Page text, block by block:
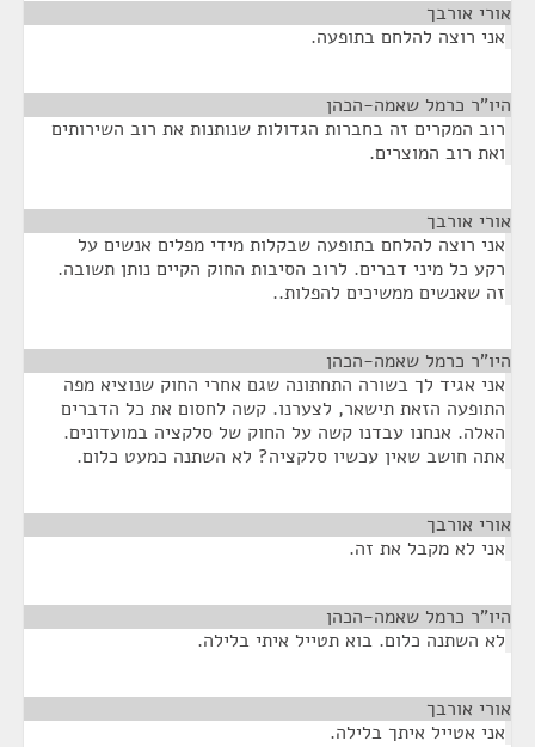
אורי אורבך
אני רוצה להלחם בתופעה.
היו"ר כרמל שאמה-הכהן
רוב המקרים זה בחברות הגדולות שנותנות את רוב השירותים
ואת רוב המוצרים.
אורי אורבך
אני רוצה להלחם בתופעה שבקלות מידי מפלים אנשים על
רקע כל מיני דברים. לרוב הסיבות החוק הקיים נותן תשובה.
זה שאנשים ממשיכים להפלות..
היו"ר כרמל שאמה-הכהן
אני אגיד לך בשורה התחתונה שגם אחרי החוק שנוציא מפה
התופעה הזאת תישאר, לצערנו. קשה לחסום את כל הדברים
האלה. אנחנו עבדנו קשה על החוק של סלקציה במועדונים.
אתה חושב שאין עכשיו סלקציה? לא השתנה כמעט כלום.
אורי אורבך
אני לא מקבל את זה.
היו"ר כרמל שאמה-הכהן
לא השתנה כלום. בוא תטייל איתי בלילה.
אורי אורבך
אני אטייל איתך בלילה.